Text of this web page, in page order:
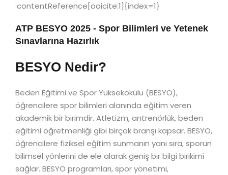
:contentReference[oaicite:1]{index=1}
ATP BESYO 2025 - Spor Bilimleri ve Yetenek
Sınavlarına Hazırlık
BESYO Nedir?
Beden Eğitimi ve Spor Yüksekokulu (BESYO),
öğrencilere spor bilimleri alanında eğitim veren
akademik bir birimdir. Atletizm, antrenörlük, beden
eğitimi öğretmenliği gibi birçok branşı kapsar. BESYO,
öğrencilere fiziksel eğitim sunmanın yanı sıra, sporun
bilimsel yönlerini de ele alarak geniş bir bilgi birikimi
sağlar. BESYO programları, spor yönetimi,